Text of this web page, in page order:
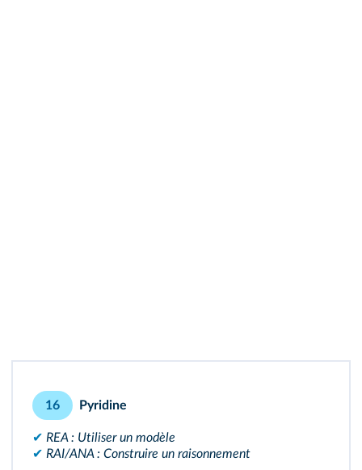
16 Pyridine
✔ REA : Utiliser un modèle
✔ RAI/ANA : Construire un raisonnement